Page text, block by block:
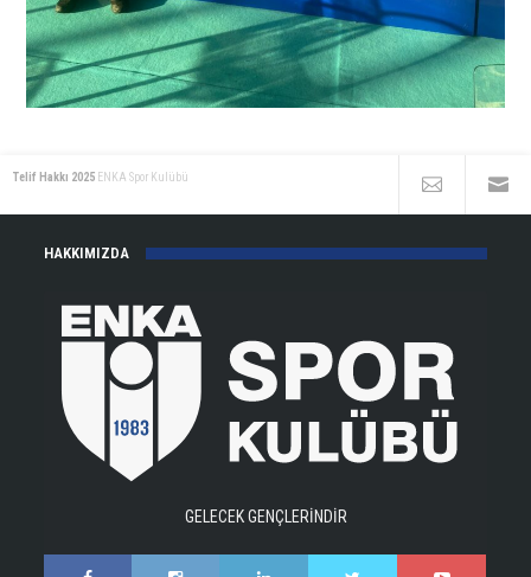
Telif Hakkı 2025 ENKA Spor Kulübü
HAKKIMIZDA
GELECEK GENÇLERİNDİR